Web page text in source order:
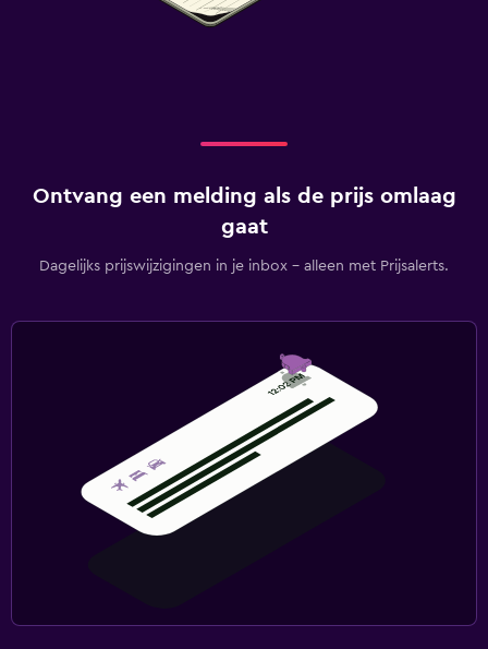
Ontvang een melding als de prijs omlaag
gaat
Dagelijks prijswijzigingen in je inbox - alleen met Prijsalerts.